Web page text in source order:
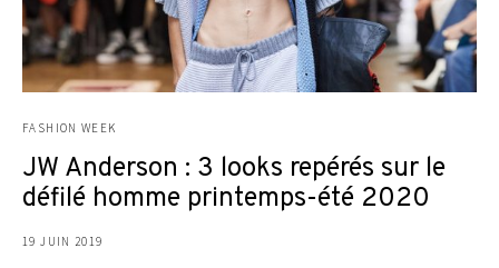
FASHION WEEK
JW Anderson : 3 looks repérés sur le
défilé homme printemps-été 2020
19 JUIN 2019